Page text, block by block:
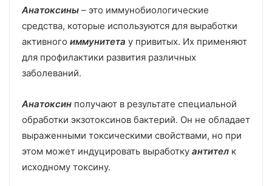
Анатоксины – это иммунобиологические
средства, которые используются для выработки
активного иммунитета у привитых. Их применяют
для профилактики развития различных
заболеваний.
Анатоксин получают в результате специальной
обработки экзотоксинов бактерий. Он не обладает
выраженными токсическими свойствами, но при
этом может индуцировать выработку антител к
исходному токсину.